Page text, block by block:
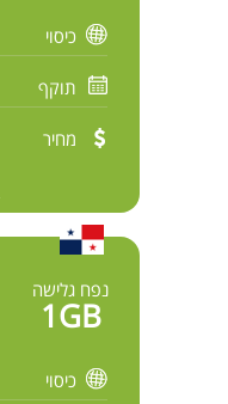
כיסוי
תוקף
מחיר
נפח גלישה
1GB
כיסוי